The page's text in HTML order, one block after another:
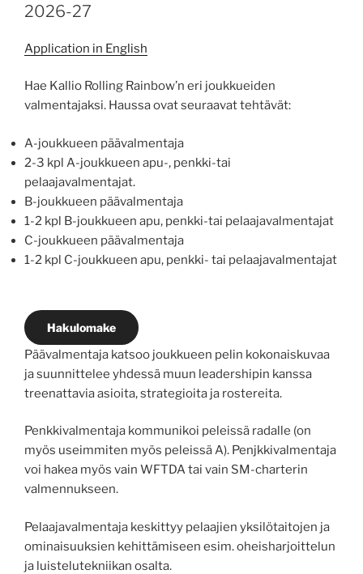
2026-27
Application in English
Hae Kallio Rolling Rainbow’n eri joukkueiden
valmentajaksi. Haussa ovat seuraavat tehtävät:
A-joukkueen päävalmentaja
2-3 kpl A-joukkueen apu-, penkki-tai
pelaajavalmentajat.
B-joukkueen päävalmentaja
1-2 kpl B-joukkueen apu, penkki-tai pelaajavalmentajat
C-joukkueen päävalmentaja
1-2 kpl C-joukkueen apu, penkki- tai pelaajavalmentajat
Hakulomake
Päävalmentaja katsoo joukkueen pelin kokonaiskuvaa
ja suunnittelee yhdessä muun leadershipin kanssa
treenattavia asioita, strategioita ja rostereita.
Penkkivalmentaja kommunikoi peleissä radalle (on
myös useimmiten myös peleissä A). Penjkkivalmentaja
voi hakea myös vain WFTDA tai vain SM-charterin
valmennukseen.
Pelaajavalmentaja keskittyy pelaajien yksilötaitojen ja
ominaisuuksien kehittämiseen esim. oheisharjoittelun
ja luistelutekniikan osalta.